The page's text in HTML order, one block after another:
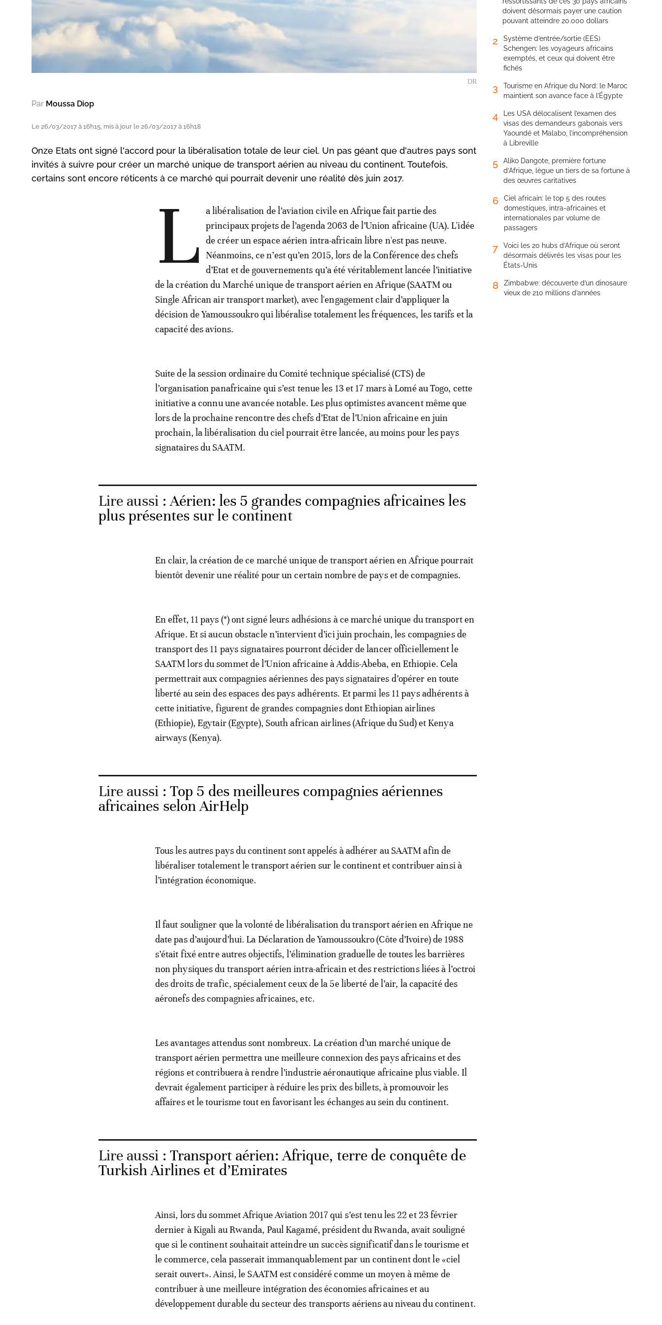
DR
Par Moussa Diop
Le 26/03/2017 à 16h15, mis à jour le 26/03/2017 à 16h18
Onze Etats ont signé l'accord pour la libéralisation totale de leur ciel. Un pas géant que d'autres pays sont
invités à suivre pour créer un marché unique de transport aérien au niveau du continent. Toutefois,
certains sont encore réticents à ce marché qui pourrait devenir une réalité dès juin 2017.
L
a libéralisation de l’aviation civile en Afrique fait partie des
principaux projets de l’agenda 2063 de l’Union africaine (UA). L'idée
de créer un espace aérien intra-africain libre n'est pas neuve.
Néanmoins, ce n’est qu’en 2015, lors de la Conférence des chefs
d’Etat et de gouvernements qu’a été véritablement lancée l’initiative
de la création du Marché unique de transport aérien en Afrique (SAATM ou
Single African air transport market), avec l'engagement clair d’appliquer la
décision de Yamoussoukro qui libéralise totalement les fréquences, les tarifs et la
capacité des avions.
Suite de la session ordinaire du Comité technique spécialisé (CTS) de
l’organisation panafricaine qui s’est tenue les 13 et 17 mars à Lomé au Togo, cette
initiative a connu une avancée notable. Les plus optimistes avancent même que
lors de la prochaine rencontre des chefs d’Etat de l’Union africaine en juin
prochain, la libéralisation du ciel pourrait être lancée, au moins pour les pays
signataires du SAATM.
Lire aussi :Aérien: les 5 grandes compagnies africaines les
plus présentes sur le continent
En clair, la création de ce marché unique de transport aérien en Afrique pourrait
bientôt devenir une réalité pour un certain nombre de pays et de compagnies.
En effet, 11 pays (*) ont signé leurs adhésions à ce marché unique du transport en
Afrique. Et si aucun obstacle n’intervient d’ici juin prochain, les compagnies de
transport des 11 pays signataires pourront décider de lancer officiellement le
SAATM lors du sommet de l’Union africaine à Addis-Abeba, en Ethiopie. Cela
permettrait aux compagnies aériennes des pays signataires d’opérer en toute
liberté au sein des espaces des pays adhérents. Et parmi les 11 pays adhérents à
cette initiative, figurent de grandes compagnies dont Ethiopian airlines
(Ethiopie), Egytair (Egypte), South african airlines (Afrique du Sud) et Kenya
airways (Kenya).
Lire aussi : Top 5 des meilleures compagnies aériennes
africaines selon AirHelp
Tous les autres pays du continent sont appelés à adhérer au SAATM afin de
libéraliser totalement le transport aérien sur le continent et contribuer ainsi à
l’intégration économique.
Il faut souligner que la volonté de libéralisation du transport aérien en Afrique ne
date pas d’aujourd’hui. La Déclaration de Yamoussoukro (Côte d’Ivoire) de 1988
s’était fixé entre autres objectifs, l’élimination graduelle de toutes les barrières
non physiques du transport aérien intra-africain et des restrictions liées à l’octroi
des droits de trafic, spécialement ceux de la 5e liberté de l’air, la capacité des
aéronefs des compagnies africaines, etc.
Les avantages attendus sont nombreux. La création d’un marché unique de
transport aérien permettra une meilleure connexion des pays africains et des
régions et contribuera à rendre l’industrie aéronautique africaine plus viable. Il
devrait également participer à réduire les prix des billets, à promouvoir les
affaires et le tourisme tout en favorisant les échanges au sein du continent.
Lire aussi : Transport aérien: Afrique, terre de conquête de
Turkish Airlines et d’Emirates
Ainsi, lors du sommet Afrique Aviation 2017 qui s’est tenu les 22 et 23 février
dernier à Kigali au Rwanda, Paul Kagamé, président du Rwanda, avait souligné
que si le continent souhaitait atteindre un succès significatif dans le tourisme et
le commerce, cela passerait immanquablement par un continent dont le «ciel
serait ouvert». Ainsi, le SAATM est considéré comme un moyen à même de
contribuer à une meilleure intégration des économies africaines et au
développement durable du secteur des transports aériens au niveau du continent.
doivent désormais payer une caution
pouvant atteindre 20.000 dollars
2
Système d’entrée/sortie (EES)
Schengen: les voyageurs africains
exemptés, et ceux qui doivent être
fichés
3
Tourisme en Afrique du Nord: le Maroc
maintient son avance face à l’Égypte
4
Les USA délocalisent l’examen des
visas des demandeurs gabonais vers
Yaoundé et Malabo, l’incompréhension
à Libreville
5
Aliko Dangote, première fortune
d’Afrique, lègue un tiers de sa fortune à
des œuvres caritatives
6
Ciel africain: le top 5 des routes
domestiques, intra-africaines et
internationales par volume de
passagers
7
Voici les 20 hubs d’Afrique où seront
désormais délivrés les visas pour les
États-Unis
8
Zimbabwe: découverte d’un dinosaure
vieux de 210 millions d’années